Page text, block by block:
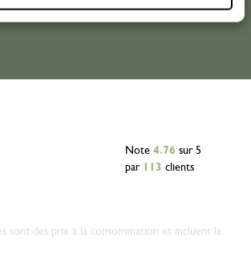
Note 4.76 sur 5
par
113 clients
sont des prix à la consommation et incluent la